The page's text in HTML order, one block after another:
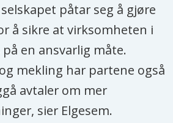
påtar seg å gjøre
å sikre at virksomheten i
en ansvarlig måte.
mekling har partene også
avtaler om mer
sier Elgesem.